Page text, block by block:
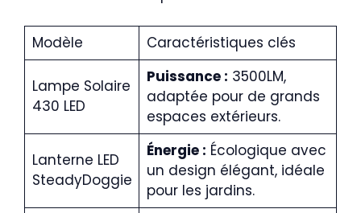
Modèle Caractéristiques clés
Lampe Solaire
430 LED
Puissance : 3500LM,
adaptée pour de grands
espaces extérieurs.
Lanterne LED
SteadyDoggie
Énergie : Écologique avec
un design élégant, idéale
pour les jardins.